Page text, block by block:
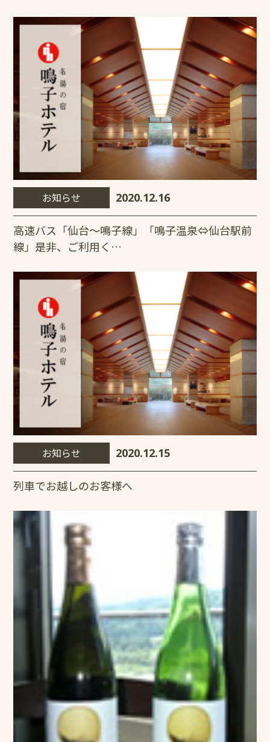
お知らせ 2020.12.16
高速バス「仙台～鳴子線」「鳴子温泉⇔仙台駅前
線」是非、ご利用く…
お知らせ 2020.12.15
列車でお越しのお客様へ